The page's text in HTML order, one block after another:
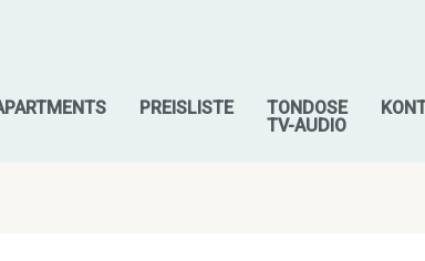
PREISLISTE
TONDOSE
TV-AUDIO